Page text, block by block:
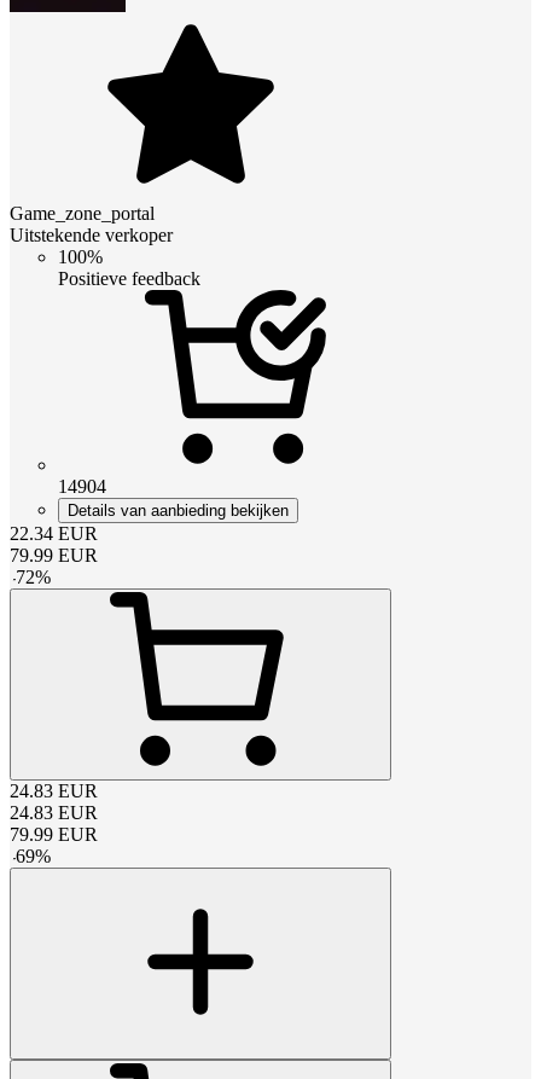
Game_zone_portal
Uitstekende verkoper
100%
Positieve feedback
14904
Details van aanbieding bekijken
22.34 EUR
79.99 EUR
-72%
24.83 EUR
24.83 EUR
79.99 EUR
-69%